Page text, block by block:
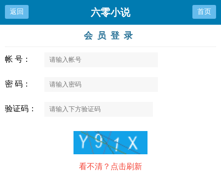
返回 六零小说 首页
会员登录
帐 号：
密 码：
验证码：
看不清？点击刷新